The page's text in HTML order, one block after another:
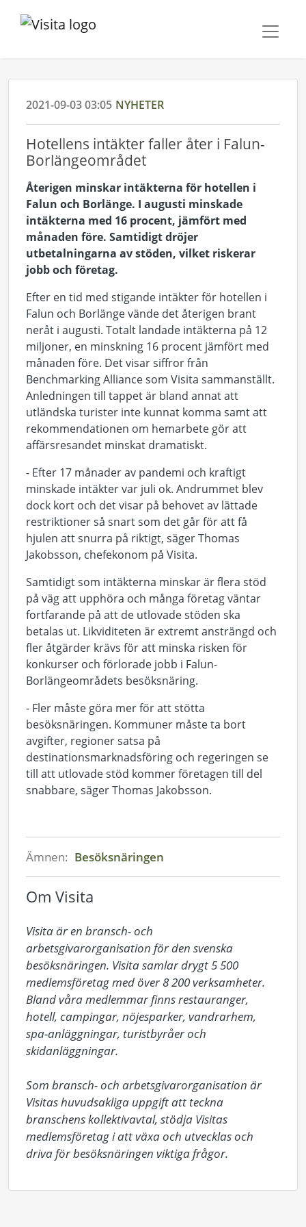
2021-09-03 03:05 NYHETER
Hotellens intäkter faller åter i Falun-
Borlängeområdet
Återigen minskar intäkterna för hotellen i
Falun och Borlänge. I augusti minskade
intäkterna med 16 procent, jämfört med
månaden före. Samtidigt dröjer
utbetalningarna av stöden, vilket riskerar
jobb och företag.
Efter en tid med stigande intäkter för hotellen i
Falun och Borlänge vände det återigen brant
neråt i augusti. Totalt landade intäkterna på 12
miljoner, en minskning 16 procent jämfört med
månaden före. Det visar siffror från
Benchmarking Alliance som Visita sammanställt.
Anledningen till tappet är bland annat att
utländska turister inte kunnat komma samt att
rekommendationen om hemarbete gör att
affärsresandet minskat dramatiskt.
- Efter 17 månader av pandemi och kraftigt
minskade intäkter var juli ok. Andrummet blev
dock kort och det visar på behovet av lättade
restriktioner så snart som det går för att få
hjulen att snurra på riktigt, säger Thomas
Jakobsson, chefekonom på Visita.
Samtidigt som intäkterna minskar är flera stöd
på väg att upphöra och många företag väntar
fortfarande på att de utlovade stöden ska
betalas ut. Likviditeten är extremt ansträngd och
fler åtgärder krävs för att minska risken för
konkurser och förlorade jobb i Falun-
Borlängeområdets besöksnäring.
- Fler måste göra mer för att stötta
besöksnäringen. Kommuner måste ta bort
avgifter, regioner satsa på
destinationsmarknadsföring och regeringen se
till att utlovade stöd kommer företagen till del
snabbare, säger Thomas Jakobsson.
Ämnen: Besöksnäringen
Om Visita
Visita är en bransch- och
arbetsgivarorganisation för den svenska
besöksnäringen. Visita samlar drygt 5 500
medlemsföretag med över 8 200 verksamheter.
Bland våra medlemmar finns restauranger,
hotell, campingar, nöjesparker, vandrarhem,
spa-anläggningar, turistbyråer och
skidanläggningar.
Som bransch- och arbetsgivarorganisation är
Visitas huvudsakliga uppgift att teckna
branschens kollektivavtal, stödja Visitas
medlemsföretag i att växa och utvecklas och
driva för besöksnäringen viktiga frågor.